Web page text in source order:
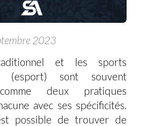
2023
et les sports
(esport) sont souvent
deux pratiques
avec ses spécificités.
possible de trouver de